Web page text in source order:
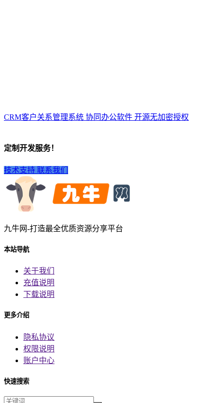
CRM客户关系管理系统 协同办公软件 开源无加密授权
定制开发服务！
技术支持 联系我们
九牛网-打造最全优质资源分享平台
本站导航
关于我们
充值说明
下载说明
更多介绍
隐私协议
权限说明
账户中心
快速搜索